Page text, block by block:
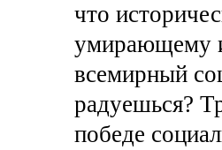
что
умирающему
всемирный
радуешься?
победе